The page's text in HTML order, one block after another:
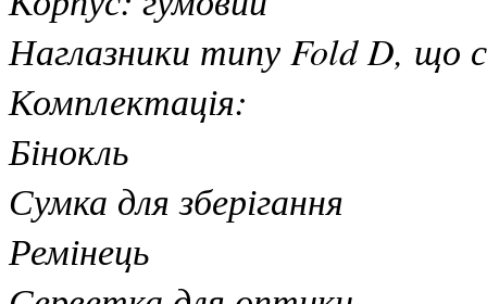
Наглазники типу Fold D, що
Комплектація:
Бінокль
Сумка для зберігання
Ремінець